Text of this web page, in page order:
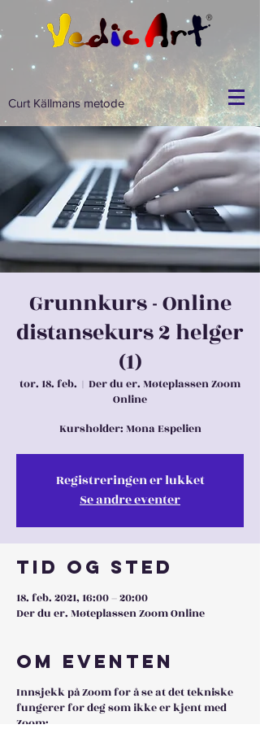
Curt Källmans metode
Grunnkurs - Online
distansekurs 2 helger
(1)
tor. 18. feb.
  |
Der du er. Møteplassen Zoom
Online
Kursholder: Mona Espelien
Registreringen er lukket
Se andre eventer
Tid og sted
18. feb. 2021, 16:00 – 20:00
Der du er. Møteplassen Zoom Online
Om eventen
Innsjekk på Zoom for å se at det tekniske
fungerer for deg som ikke er kjent med
Zoom: